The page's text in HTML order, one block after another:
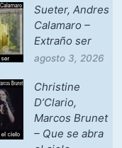
Sueter, Andres
Calamaro –
Extraño ser
agosto 3, 2026
Christine
D’Clario,
Marcos Brunet
– Que se abra